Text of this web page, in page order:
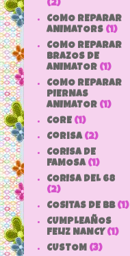
(2)
COMO REPARAR
ANIMATORS (1)
COMO REPARAR
BRAZOS DE
ANIMATOR (1)
COMO REPARAR
PIERNAS
ANIMATOR (1)
CORE (1)
Corisa (2)
CORISA DE
FAMOSA (1)
CORISA DEL 68
(2)
COSITAS DE bb (1)
CUMPLEAÑOS
FELIZ NANCY (1)
CUSTOM (3)